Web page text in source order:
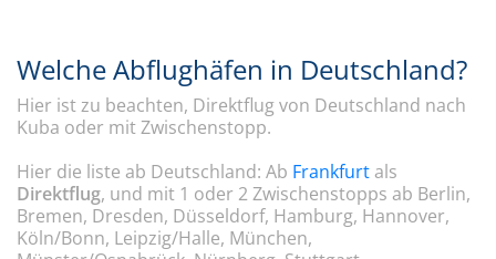
Welche Abflughäfen in Deutschland?
Hier ist zu beachten, Direktflug von Deutschland nach
Kuba oder mit Zwischenstopp.
Hier die liste ab Deutschland: Ab Frankfurt als
Direktflug, und mit 1 oder 2 Zwischenstopps ab Berlin,
Bremen, Dresden, Düsseldorf, Hamburg, Hannover,
Köln/Bonn, Leipzig/Halle, München,